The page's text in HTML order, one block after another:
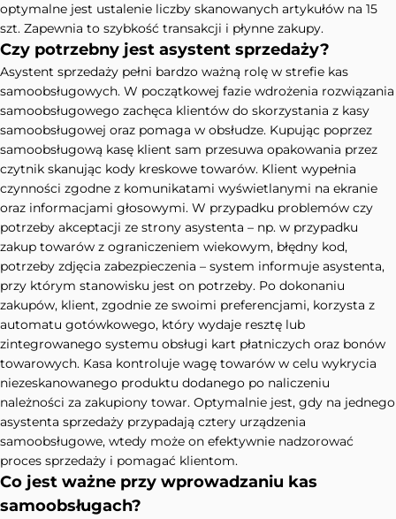
optymalne jest ustalenie liczby skanowanych artykułów na 15
szt. Zapewnia to szybkość transakcji i płynne zakupy.
Czy potrzebny jest asystent sprzedaży?
Asystent sprzedaży pełni bardzo ważną rolę w strefie kas
samoobsługowych. W początkowej fazie wdrożenia rozwiązania
samoobsługowego zachęca klientów do skorzystania z kasy
samoobsługowej oraz pomaga w obsłudze. Kupując poprzez
samoobsługową kasę klient sam przesuwa opakowania przez
czytnik skanując kody kreskowe towarów. Klient wypełnia
czynności zgodne z komunikatami wyświetlanymi na ekranie
oraz informacjami głosowymi. W przypadku problemów czy
potrzeby akceptacji ze strony asystenta – np. w przypadku
zakup towarów z ograniczeniem wiekowym, błędny kod,
potrzeby zdjęcia zabezpieczenia – system informuje asystenta,
przy którym stanowisku jest on potrzeby. Po dokonaniu
zakupów, klient, zgodnie ze swoimi preferencjami, korzysta z
automatu gotówkowego, który wydaje resztę lub
zintegrowanego systemu obsługi kart płatniczych oraz bonów
towarowych. Kasa kontroluje wagę towarów w celu wykrycia
niezeskanowanego produktu dodanego po naliczeniu
należności za zakupiony towar. Optymalnie jest, gdy na jednego
asystenta sprzedaży przypadają cztery urządzenia
samoobsługowe, wtedy może on efektywnie nadzorować
proces sprzedaży i pomagać klientom.
Co jest ważne przy wprowadzaniu kas
samoobsługach?